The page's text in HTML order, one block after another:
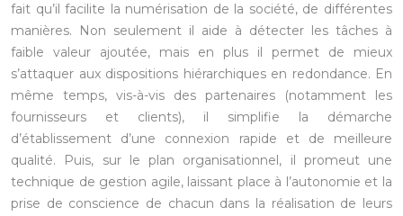
fait qu’il facilite la numérisation de la société, de différentes
manières. Non seulement il aide à détecter les tâches à
faible valeur ajoutée, mais en plus il permet de mieux
s’attaquer aux dispositions hiérarchiques en redondance. En
même temps, vis-à-vis des partenaires (notamment les
fournisseurs et clients), il simplifie la démarche
d’établissement d’une connexion rapide et de meilleure
qualité. Puis, sur le plan organisationnel, il promeut une
technique de gestion agile, laissant place à l’autonomie et la
prise de conscience de chacun dans la réalisation de leurs